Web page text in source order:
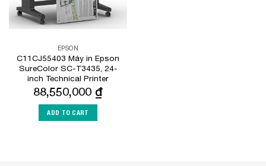
EPSON
C11CJ55403 Máy in Epson
SureColor SC-T3435, 24-
inch Technical Printer
88,550,000 ₫
ADD TO CART